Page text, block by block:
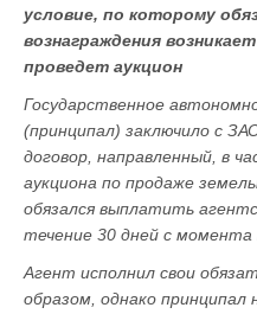
условие, по которому
вознаграждения
проведет аукцион
Государственное
(принципал) заключило с
договор, направленный, в
аукциона по продаже
обязался выплатить
течение 30 дней с момента
Агент исполнил свои
образом, однако принципал